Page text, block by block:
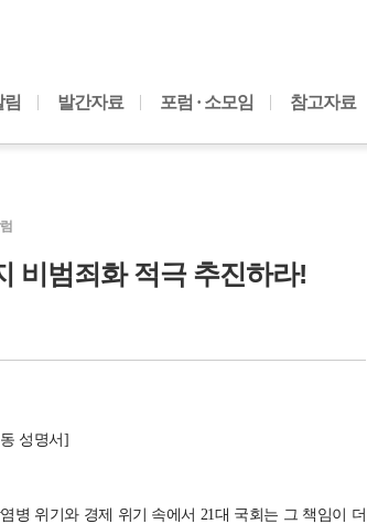
림 발간자료 포럼 · 소모임 참고자료
비범죄화 적극 추진하라!
성명서]
병 위기와 경제 위기 속에서 21대 국회는 그 책임이 더